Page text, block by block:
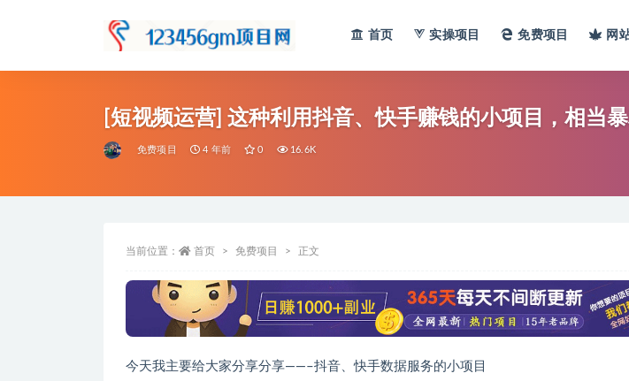
首页 实操项目 免费项目 网
[短视频运营] 这种利用抖音、快手赚钱的小项目，相当
免费项目 4 年前 0 16.6K
当前位置： 首页 免费项目 正文
今天我主要给大家分享分享——–抖音、快手数据服务的小项目